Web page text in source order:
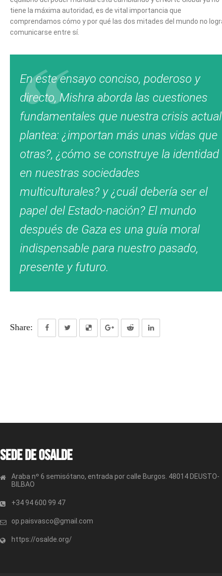
tiene la máxima autoridad, es de vital importancia que
comprendamos cómo y por qué las dos mitades del mundo no
comunicarse entre sí.
En este ensayo conciso, poderoso y
directo, Mishra aborda las cuestiones
fundamentales que nuestra crisis actual
plantea: ¿importan más unas vidas que
otras?, ¿cómo se construye la identidad
en nuestras sociedades
multiculturales? y ¿cuál debería ser el
papel del Estado-nación? El mundo
después de Gaza es una guía moral
indispensable para nuestro pasado,
presente y futuro.
Share:
Sede de OSALDE
Araba nº 6 semisótano, entrada por calle Burgos. 48014 DEUSTO-
BILBAO
+34 94 600 99 47
op.paisvasco@gmail.com
https://osalde.org/